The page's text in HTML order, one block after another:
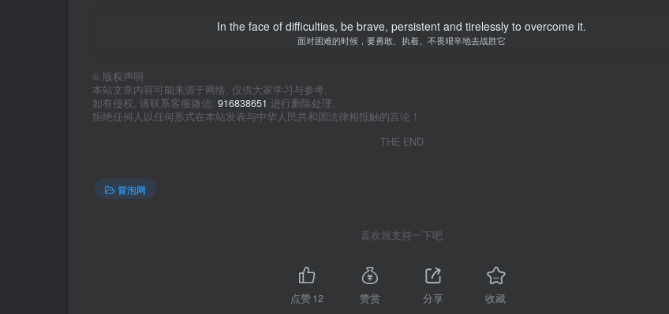
In the face of difficulties, be brave, persistent and tirelessly to overcome it.
面对困难的时候，要勇敢、执着、不畏艰辛地去战胜它
© 版权声明
本站文章内容可能来源于网络, 仅供大家学习与参考,
如有侵权, 请联系客服微信: 916838651 进行删除处理。
拒绝任何人以任何形式在本站发表与中华人民共和国法律相抵触的言论！
THE END
冒泡网
喜欢就支持一下吧
点赞12 赞赏 分享 收藏